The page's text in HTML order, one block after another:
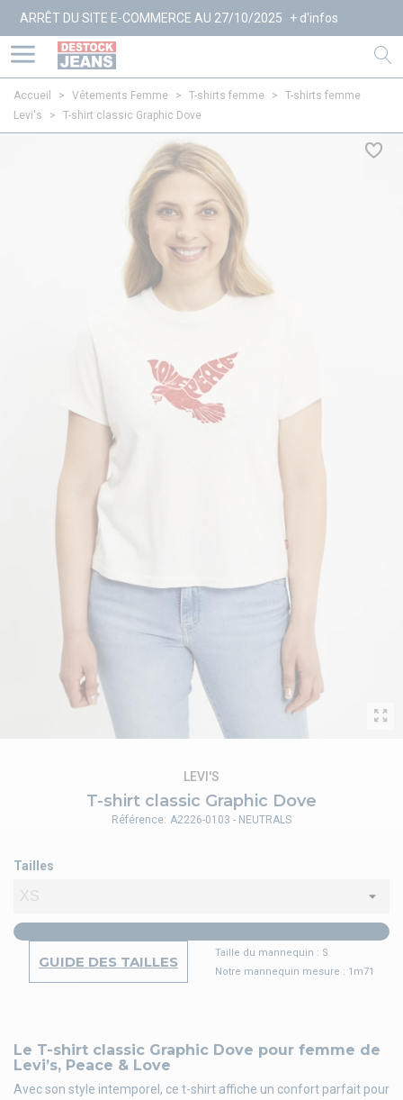
DU SITE E-COMMERCE AU 27/10/2025 + d'infos
Accueil > Vêtements Femme > T-shirts femme >
T-shirts femme
Levi's
> T-shirt classic Graphic Dove
T-shirt classic Graphic Dove
LEVI'S
Le T-shirt classic Graphic Dove pour femme de
Levi’s, Peace & Love
Avec son style intemporel, ce t-shirt affiche un confort parfait pour
Tailles
GUIDE DES TAILLES
Taille du mannequin : S
Notre mannequin mesure : 1m71
Référence: A2226-0103 - NEUTRALS